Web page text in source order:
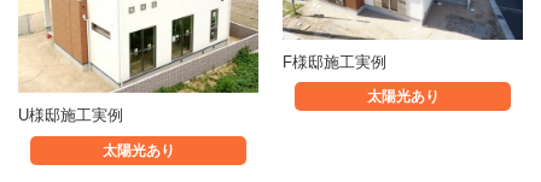
U様邸施工実例
太陽光あり
F様邸施工実例
太陽光あり